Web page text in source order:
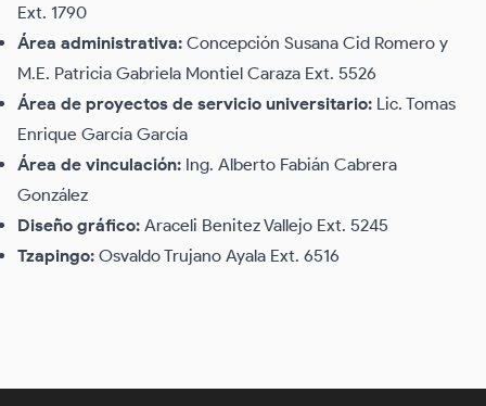
Ext. 1790
Área administrativa: Concepción Susana Cid Romero y
M.E. Patricia Gabriela Montiel Caraza Ext. 5526
Área de proyectos de servicio universitario: Lic. Tomas
Enrique García García
Área de vinculación: Ing. Alberto Fabián Cabrera
González
Diseño gráfico: Araceli Benitez Vallejo Ext. 5245
Tzapingo: Osvaldo Trujano Ayala Ext. 6516